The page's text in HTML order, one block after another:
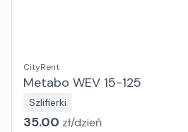
CityRent
Metabo WEV 15-125
Szlifierki
35.00 zł/dzień